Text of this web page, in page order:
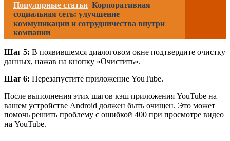
Популярные статьи Корпоративная
социальная сеть: улучшение
коммуникации и сотрудничества внутри
компании
Шаг 5: В появившемся диалоговом окне подтвердите очистку
данных, нажав на кнопку «Очистить».
Шаг 6: Перезапустите приложение YouTube.
После выполнения этих шагов кэш приложения YouTube на
вашем устройстве Android должен быть очищен. Это может
помочь решить проблему с ошибкой 400 при просмотре видео
на YouTube.